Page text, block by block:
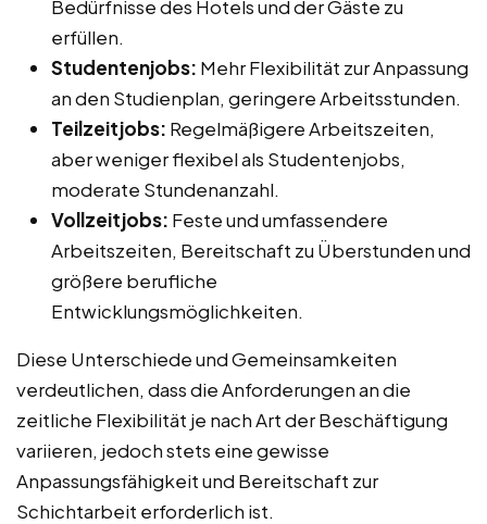
Bedürfnisse des Hotels und der Gäste zu
erfüllen.
Studentenjobs: Mehr Flexibilität zur Anpassung
an den Studienplan, geringere Arbeitsstunden.
Teilzeitjobs: Regelmäßigere Arbeitszeiten,
aber weniger flexibel als Studentenjobs,
moderate Stundenanzahl.
Vollzeitjobs: Feste und umfassendere
Arbeitszeiten, Bereitschaft zu Überstunden und
größere berufliche
Entwicklungsmöglichkeiten.
Diese Unterschiede und Gemeinsamkeiten
verdeutlichen, dass die Anforderungen an die
zeitliche Flexibilität je nach Art der Beschäftigung
variieren, jedoch stets eine gewisse
Anpassungsfähigkeit und Bereitschaft zur
Schichtarbeit erforderlich ist.